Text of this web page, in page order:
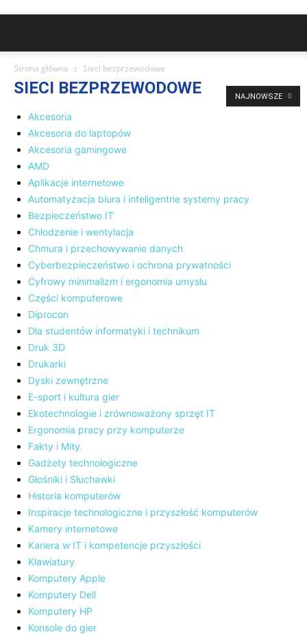
Strona główna Sieci bezprzewodowe
SIECI BEZPRZEWODOWE
Akcesoria
Akcesoria do laptopów
Akcesoria gamingowe
AMD
Aplikacje internetowe
Automatyzacja biura i inteligentne systemy pracy
Bezpieczeństwo IT
Chłodzenie i wentylacja
Chmura i przechowywanie danych
Cyberbezpieczeństwo i ochrona prywatności
Cyfrowy minimalizm i ergonomia umysłu
Części komputerowe
Diprocon
Dla studentów informatyki i technikum
Druk 3D
Drukarki
Dyski zewnętrzne
E-sport i kultura gier
Ekotechnologie i zrównoważony sprzęt IT
Ergonomia pracy przy komputerze
Fakty i Mity
Gadżety technologiczne
Głośniki i Słuchawki
Historia komputerów
Inspiracje technologiczne i przyszłość komputerów
Kamery internetowe
Kariera w IT i kompetencje przyszłości
Klawiatury
Komputery Apple
Komputery Dell
Komputery HP
Konsole do gier
NAJNOWSZE